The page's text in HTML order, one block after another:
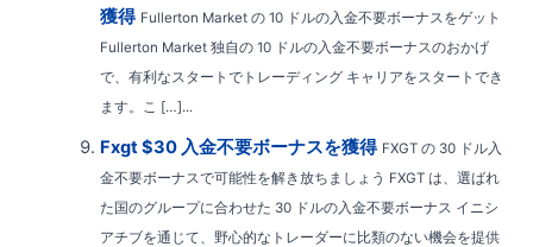
獲得 Fullerton Market の 10 ドルの入金不要ボーナスをゲット
Fullerton Market 独自の 10 ドルの入金不要ボーナスのおかげ
で、有利なスタートでトレーディング キャリアをスタートでき
ます。こ […]...
Fxgt $30 入金不要ボーナスを獲得 FXGT の 30 ドル入
金不要ボーナスで可能性を解き放ちましょう FXGT は、選ばれ
た国のグループに合わせた 30 ドルの入金不要ボーナス イニシ
アチブを通じて、野心的なトレーダーに比類のない機会を提供